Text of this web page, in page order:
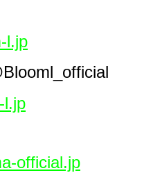
l.jp
l.jp
official.jp